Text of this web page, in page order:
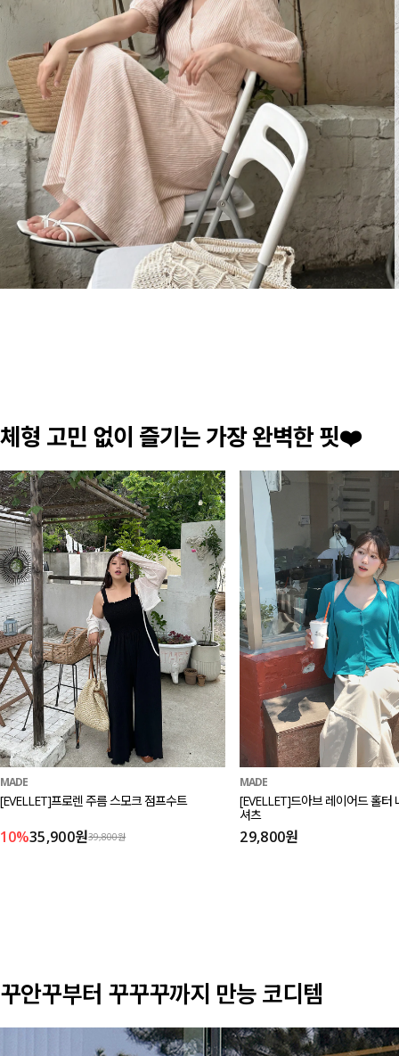
체형 고민 없이 즐기는 가장 완벽한 핏❤️
MADE
[EVELLET]프로렌 주름 스모크 점프수트
10%35,900원39,800원
MADE
[EVELLET]드아브 레이어드 홀터
셔츠
29,800원
꾸안꾸부터 꾸꾸꾸까지 만능 코디템